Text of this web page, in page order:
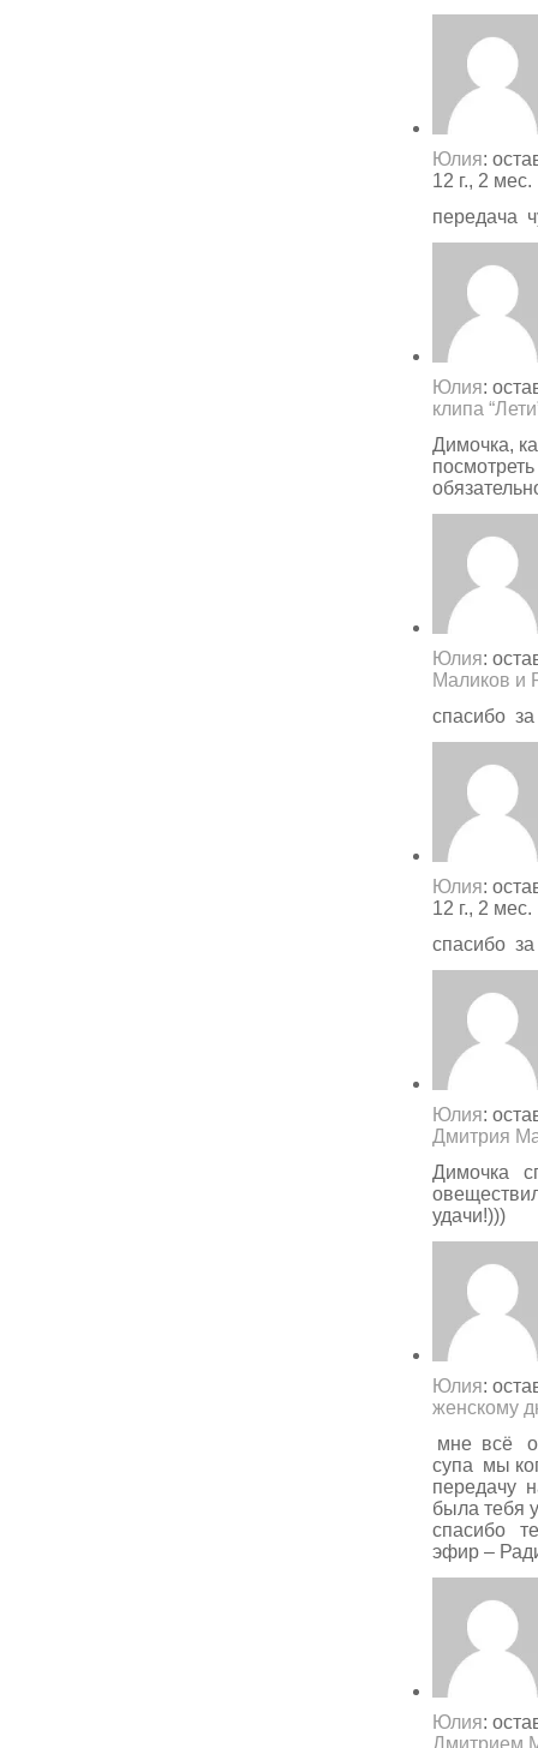
Юлия:
12 г., 2 мес.
передача
Юлия:
клипа
Димочка,
Юлия:
Маликов и
спасибо
Юлия:
12 г., 2 мес.
спасибо
Юлия:
Дмитрия
Димочка
удачи!)))
Юлия:
женскому
мне всё
супа мы
передачу
была тебя
спасибо
эфир –
Юлия:
Дмитрием